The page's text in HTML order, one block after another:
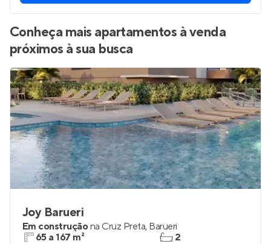
Conheça mais apartamentos à venda
próximos à sua busca
Joy Barueri
Em construçãona Cruz Preta, Barueri
65 a 167 m²
2